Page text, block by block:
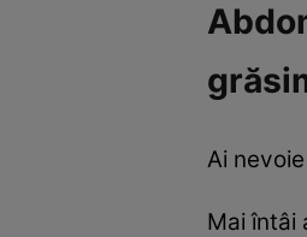
Ai
Mai întâi